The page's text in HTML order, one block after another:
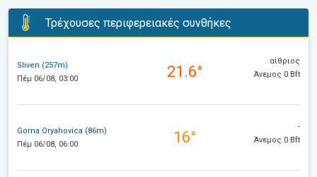
Τρέχουσες περιφερειακές συνθήκες
Sliven (257m)
Πέμ 06/08, 03:00
21.6°
αίθριος
Άνεμος 0 Bft
Gorna Oryahovica (86m)
Πέμ 06/08, 06:00
16°
-
Άνεμος 0 Bft